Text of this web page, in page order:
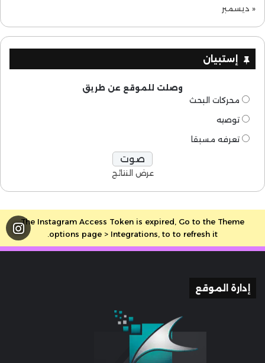
« ديسمبر
إستبيان
وصلت للموقع عن طريق
محركات البحث
توصيه
تعرفه مسبقا
عرض النتائج
The Instagram Access Token is expired, Go to the Theme
options page > Integrations, to to refresh it.
إدارة الموقع